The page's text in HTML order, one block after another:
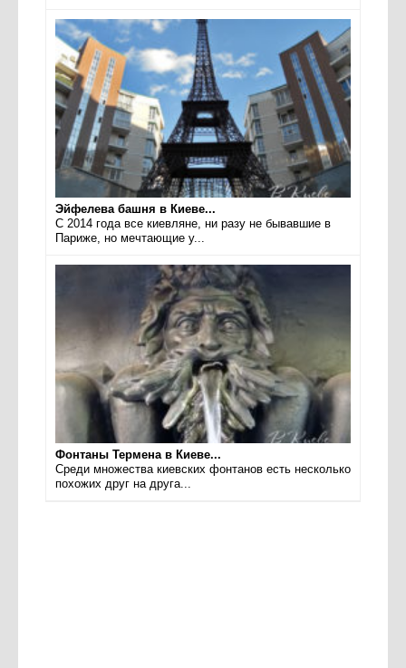
Эйфелева башня в Киеве...
С 2014 года все киевляне, ни разу не бывавшие в
Париже, но мечтающие у...
Фонтаны Термена в Киеве...
Среди множества киевских фонтанов есть несколько
похожих друг на друга...